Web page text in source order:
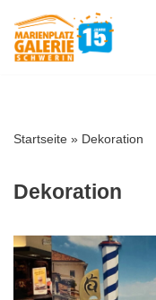
Zum
Startseite » Dekoration
Dekoration